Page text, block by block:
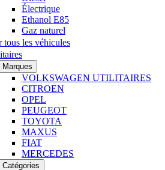
Électrique
Ethanol E85
Gaz naturel
tous les véhicules
Marques
VOLKSWAGEN UTILITAIRES
CITROEN
OPEL
PEUGEOT
TOYOTA
MAXUS
FIAT
MERCEDES
Catégories